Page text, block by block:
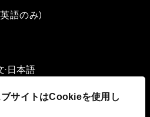
ブサイトはCookieを使用し
語のみ)
▪ 日本語